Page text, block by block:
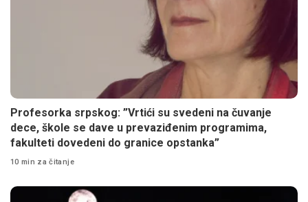
Profesorka srpskog: ”Vrtići su svedeni na čuvanje
dece, škole se dave u prevaziđenim programima,
fakulteti dovedeni do granice opstanka”
10 min za čitanje